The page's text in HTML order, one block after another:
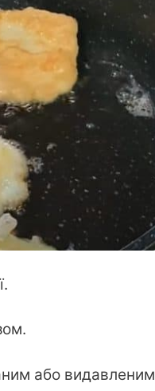
або видавленим